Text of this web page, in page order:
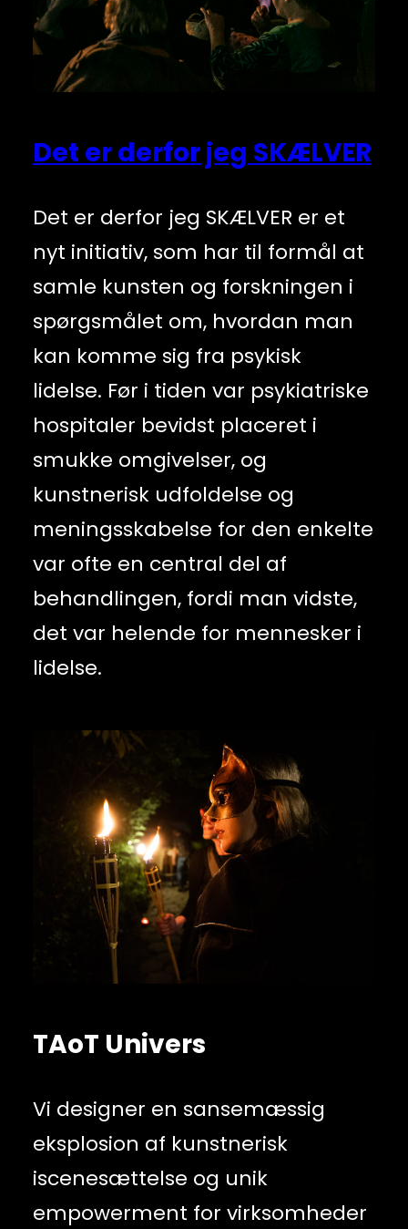
Det er derfor jeg SKÆLVER
Det er derfor jeg SKÆLVER er et
nyt initiativ, som har til formål at
samle kunsten og forskningen i
spørgsmålet om, hvordan man
kan komme sig fra psykisk
lidelse. Før i tiden var psykiatriske
hospitaler bevidst placeret i
smukke omgivelser, og
kunstnerisk udfoldelse og
meningsskabelse for den enkelte
var ofte en central del af
behandlingen, fordi man vidste,
det var helende for mennesker i
lidelse.
TAoT Univers
Vi designer en sansemæssig
eksplosion af kunstnerisk
iscenesættelse og unik
empowerment for virksomheder